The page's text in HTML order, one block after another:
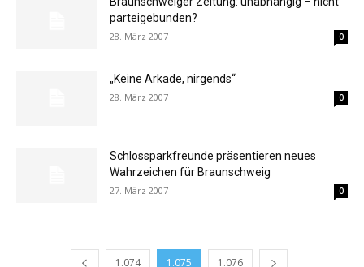
parteigebunden?
28. März 2007 0
„Keine Arkade, nirgends“
28. März 2007 0
Schlossparkfreunde präsentieren neues
Wahrzeichen für Braunschweig
27. März 2007 0
1.074 1.075 1.076